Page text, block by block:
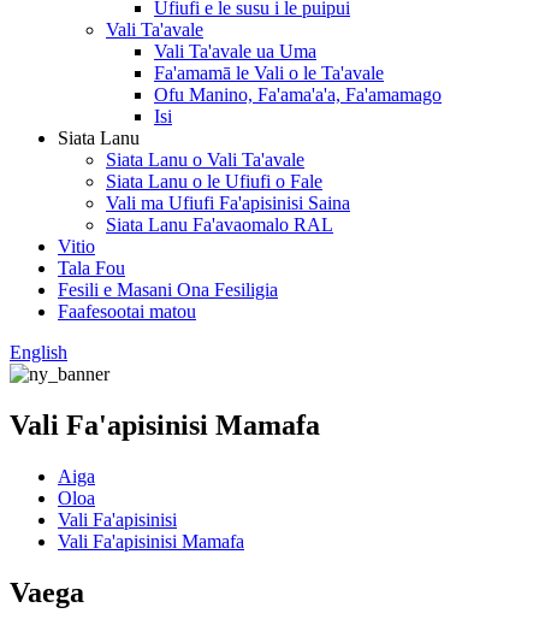
Ufiufi e le susu i le puipui
Vali Ta'avale
Vali Ta'avale ua Uma
Fa'amamā le Vali o le Ta'avale
Ofu Manino, Fa'ama'a'a, Fa'amamago
Isi
Siata Lanu
Siata Lanu o Vali Ta'avale
Siata Lanu o le Ufiufi o Fale
Vali ma Ufiufi Fa'apisinisi Saina
Siata Lanu Fa'avaomalo RAL
Vitio
Tala Fou
Fesili e Masani Ona Fesiligia
Faafesootai matou
English
Vali Fa'apisinisi Mamafa
Aiga
Oloa
Vali Fa'apisinisi
Vali Fa'apisinisi Mamafa
Vaega